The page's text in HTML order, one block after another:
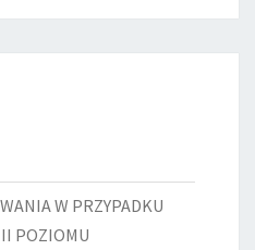
W PRZYPADKU
POZIOMU